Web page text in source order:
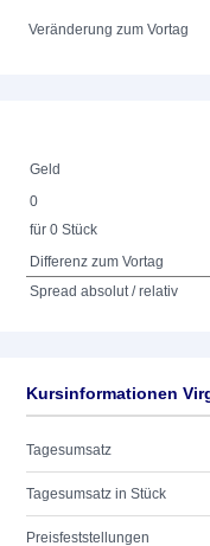
Veränderung zum Vortag
Geld
0
für 0 Stück
Differenz zum Vortag
Spread absolut / relativ
Kursinformationen
Tagesumsatz
Tagesumsatz in Stück
Preisfeststellungen